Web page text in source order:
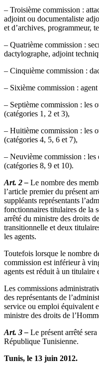
– Troisième commission :
adjoint ou documentaliste
et d’archives, programmeur,
– Quatrième commission :
dactylographe, adjoint
– Cinquième commission :
– Sixième commission : agent
– Septième commission : les
(catégories 1, 2 et 3),
– Huitième commission : les
(catégories 4, 5, 6 et 7),
– Neuvième commission :
(catégories 8, 9 et 10).
Art. 2 – Le nombre des
l’article premier du présent
suppléants représentants
fonctionnaires titulaires de la
arrêté du ministre des droits
transitionnelle et deux
les agents.
Toutefois lorsque le nombre
commission est inférieur à
agents est réduit à un titulaire
Les commissions
des représentants de
service ou emploi équivalent
ministre des droits de
Art. 3 – Le présent arrêté
République Tunisienne.
Tunis, le 13 juin 2012.